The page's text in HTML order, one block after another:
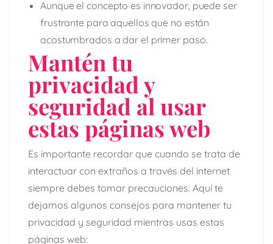
Aunque el concepto es innovador, puede ser
frustrante para aquellos que no están
acostumbrados a dar el primer paso.
Mantén tu
privacidad y
seguridad al usar
estas páginas web
Es importante recordar que cuando se trata de
interactuar con extraños a través del internet
siempre debes tomar precauciones. Aquí te
dejamos algunos consejos para mantener tu
privacidad y seguridad mientras usas estas
páginas web: